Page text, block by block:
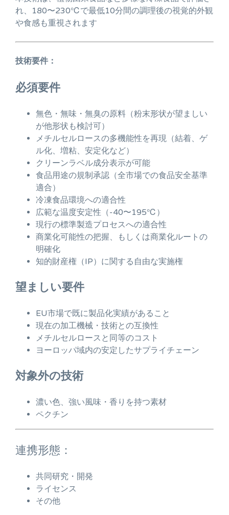
れ、180〜230℃で最低10分間の調理後の視覚的外観
や食感も重視されます
技術要件：
必須要件
無色・無味・無臭の原料（粉末形状が望ましい
が他形状も検討可）
メチルセルロースの多機能性を再現（結着、ゲ
ル化、増粘、安定化など）
クリーンラベル成分表示が可能
食品用途の規制承認（全市場での食品安全基準
適合）
冷凍食品環境への適合性
広範な温度安定性（-40〜195℃）
現行の標準製造プロセスへの適合性
商業化可能性の把握、もしくは商業化ルートの
明確化
知的財産権（IP）に関する自由な実施権
望ましい要件
EU市場で既に製品化実績があること
現在の加工機械・技術との互換性
メチルセルロースと同等のコスト
ヨーロッパ域内の安定したサプライチェーン
対象外の技術
濃い色、強い風味・香りを持つ素材
ペクチン
連携形態：
共同研究・開発
ライセンス
その他